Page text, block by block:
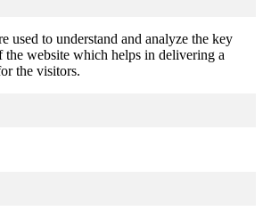
used to understand and analyze the key
the website which helps in delivering a
the visitors.